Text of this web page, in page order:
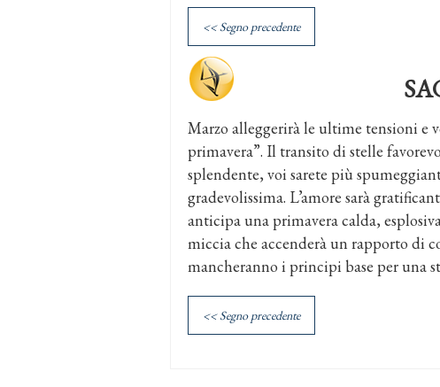
<< Segno precedente
Marzo alleggerirà le ultime tensioni e
primavera”. Il transito di stelle
splendente, voi sarete più
gradevolissima. L’amore sarà
anticipa una primavera calda, esplosiva
miccia che accenderà un rapporto di
mancheranno i principi base per una
<< Segno precedente